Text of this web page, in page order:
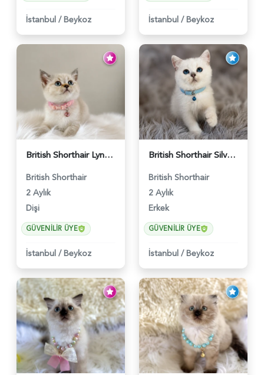
İstanbul / Beykoz İstanbul / Beykoz
British Shorthair Lynx Point Dişi Yavrumuz Yuva Arıyor - 5148
British Shorthair
2 Aylık
Dişi
GÜVENILIR ÜYE
İstanbul / Beykoz
British Shorthair Silver Point Erkek 2 Aylık - 6122
British Shorthair
2 Aylık
Erkek
GÜVENILIR ÜYE
İstanbul / Beykoz